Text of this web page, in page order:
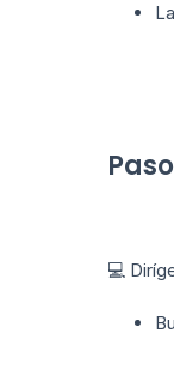
💻